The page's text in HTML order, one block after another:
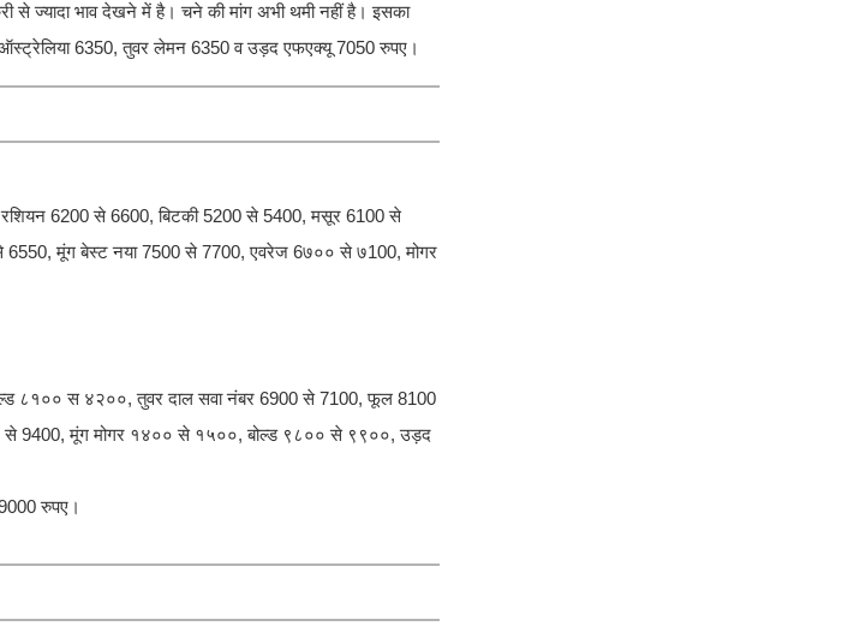
से ज्यादा भाव देखने में है। चने की मांग अभी थमी नहीं है। इसका
ऑस्ट्रेलिया 6350, तुवर लेमन 6350 व उड़द एफएक्यू 7050 रुपए।
6200 से 6600, बिटकी 5200 से 5400, मसूर 6100 से
6550, मूंग बेस्ट नया 7500 से 7700, एवरेज 6७०० से ७100, मोगर
८१०० स ४२००, तुवर दाल सवा नंबर 6900 से 7100, फूल 8100
से 9400, मूंग मोगर १४०० से १५००, बोल्ड ९८०० से ९९००, उड़द
रुपए।